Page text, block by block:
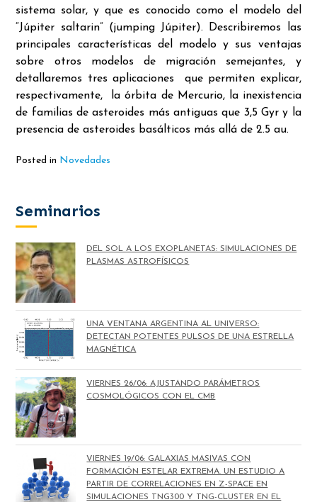
sistema solar, y que es conocido como el modelo del
“Júpiter saltarin” (jumping Júpiter). Describiremos las
principales características del modelo y sus ventajas
sobre otros modelos de migración semejantes, y
detallaremos tres aplicaciones que permiten explicar,
respectivamente, la órbita de Mercurio, la inexistencia
de familias de asteroides más antiguas que 3,5 Gyr y la
presencia de asteroides basálticos más allá de 2.5 au.
Posted in Novedades
Seminarios
DEL SOL A LOS EXOPLANETAS: SIMULACIONES DE
PLASMAS ASTROFÍSICOS
UNA VENTANA ARGENTINA AL UNIVERSO:
DETECTAN POTENTES PULSOS DE UNA ESTRELLA
MAGNÉTICA
VIERNES 26/06: AJUSTANDO PARÁMETROS
COSMOLÓGICOS CON EL CMB
VIERNES 19/06: GALAXIAS MASIVAS CON
FORMACIÓN ESTELAR EXTREMA. UN ESTUDIO A
PARTIR DE CORRELACIONES EN Z-SPACE EN
SIMULACIONES TNG300 Y TNG-CLUSTER EN EL